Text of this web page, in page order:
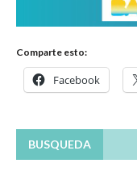
Comparte esto:
Facebook
BUSQUEDA